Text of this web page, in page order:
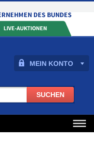
MEIN KONTO